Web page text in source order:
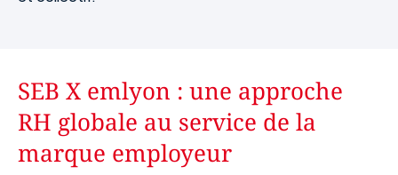
SEB X emlyon : une approche
RH globale au service de la
marque employeur